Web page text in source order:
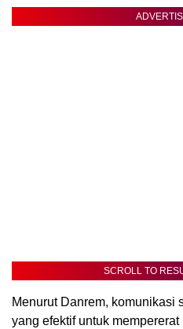
SCROLL TO
Menurut Danrem, komunikasi
yang efektif untuk